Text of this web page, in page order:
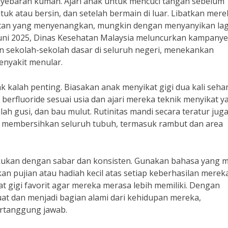
atau bersin, dan setelah bermain di luar. Libatkan
yang menyenangkan, mungkin dengan menyanyikan
2025, Dinas Kesehatan Malaysia meluncurkan kampanye
sekolah-sekolah dasar di seluruh negeri, menekankan
menular.
kalah penting. Biasakan anak menyikat gigi dua kali
sesuai usia dan ajari mereka teknik menyikat
gusi, dan bau mulut. Rutinitas mandi secara teratur juga
seluruh tubuh, termasuk rambut dan area
dengan sabar dan konsisten. Gunakan bahasa yang
pujian atau hadiah kecil atas setiap keberhasilan
gigi favorit agar mereka merasa lebih memiliki. Dengan
dan menjadi bagian alami dari kehidupan mereka,
jawab.